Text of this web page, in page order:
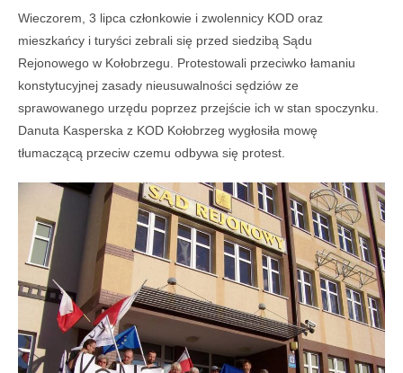
Wieczorem, 3 lipca członkowie i zwolennicy KOD oraz
mieszkańcy i turyści zebrali się przed siedzibą Sądu
Rejonowego w Kołobrzegu. Protestowali przeciwko łamaniu
konstytucyjnej zasady nieusuwalności sędziów ze
sprawowanego urzędu poprzez przejście ich w stan spoczynku.
Danuta Kasperska z KOD Kołobrzeg wygłosiła mowę
tłumaczącą przeciw czemu odbywa się protest.